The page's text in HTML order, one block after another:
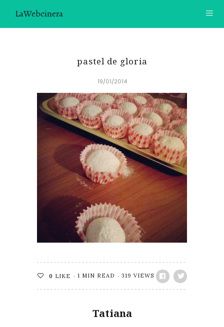
LaWebcinera
CONTACTO
SOBRE MÍ
¿TE GUSTARÍA UNIRTE A NUESTRA AVENTURA GASTRON
ÚNETE A LA NEWSLETTER
RECOMENDACIONES
pastel de gloria
19/01/2014
0 LIKE 1 MIN READ 319 VIEWS
Tatiana